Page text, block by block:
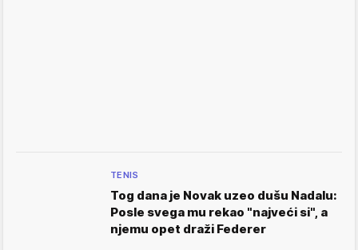
TENIS
Tog dana je Novak uzeo dušu Nadalu:
Posle svega mu rekao "najveći si", a
njemu opet draži Federer